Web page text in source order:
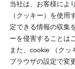
当社は、お客様によ
（クッキー）を使
定できる情報の収集
ーを侵害することは
また、cookie （クッ
ブラウザの設定で変